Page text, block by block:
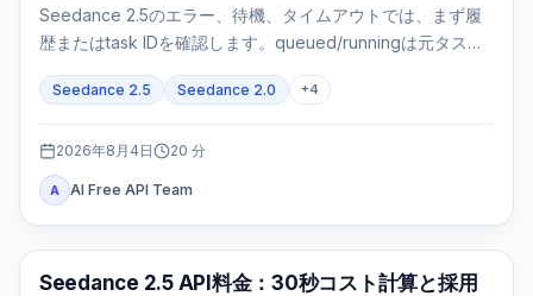
Seedance 2.5のエラー、待機、タイムアウトでは、まず履
歴またはtask IDを確認します。queued/runningは元タスク
Seedance 2.5 Seedance 2.0 +4
2026年8月4日 20 分
A AI Free API Team
AI動画生成
Seedance 2.5 API料金：30秒コスト計算と採用